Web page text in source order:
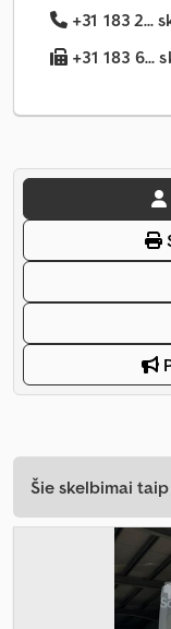
+31 183 2...
+31 183 6...
Šie skelbimai